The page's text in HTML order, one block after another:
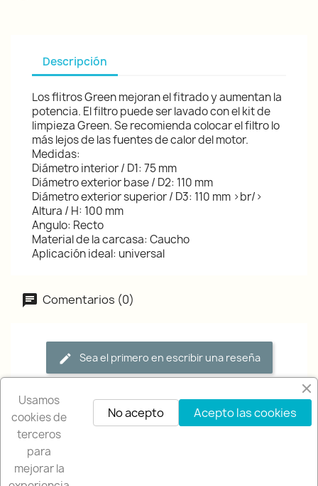
Descripción
Los flitros Green mejoran el fitrado y aumentan la
potencia. El filtro puede ser lavado con el kit de
limpieza Green. Se recomienda colocar el filtro lo
más lejos de las fuentes de calor del motor.
Medidas:
Diámetro interior / D1: 75 mm
Diámetro exterior base / D2: 110 mm
Diámetro exterior superior / D3: 110 mm >br/>
Altura / H: 100 mm
Angulo: Recto
Material de la carcasa: Caucho
Aplicación ideal: universal
Comentarios (0)
Sea el primero en escribir una reseña
Usamos
cookies de
terceros
para
mejorar la
Acepto las cookies
No acepto